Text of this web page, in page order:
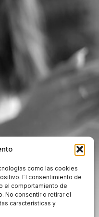
como las cookies
El consentimiento de
el comportamiento de
No consentir o retirar el
características y